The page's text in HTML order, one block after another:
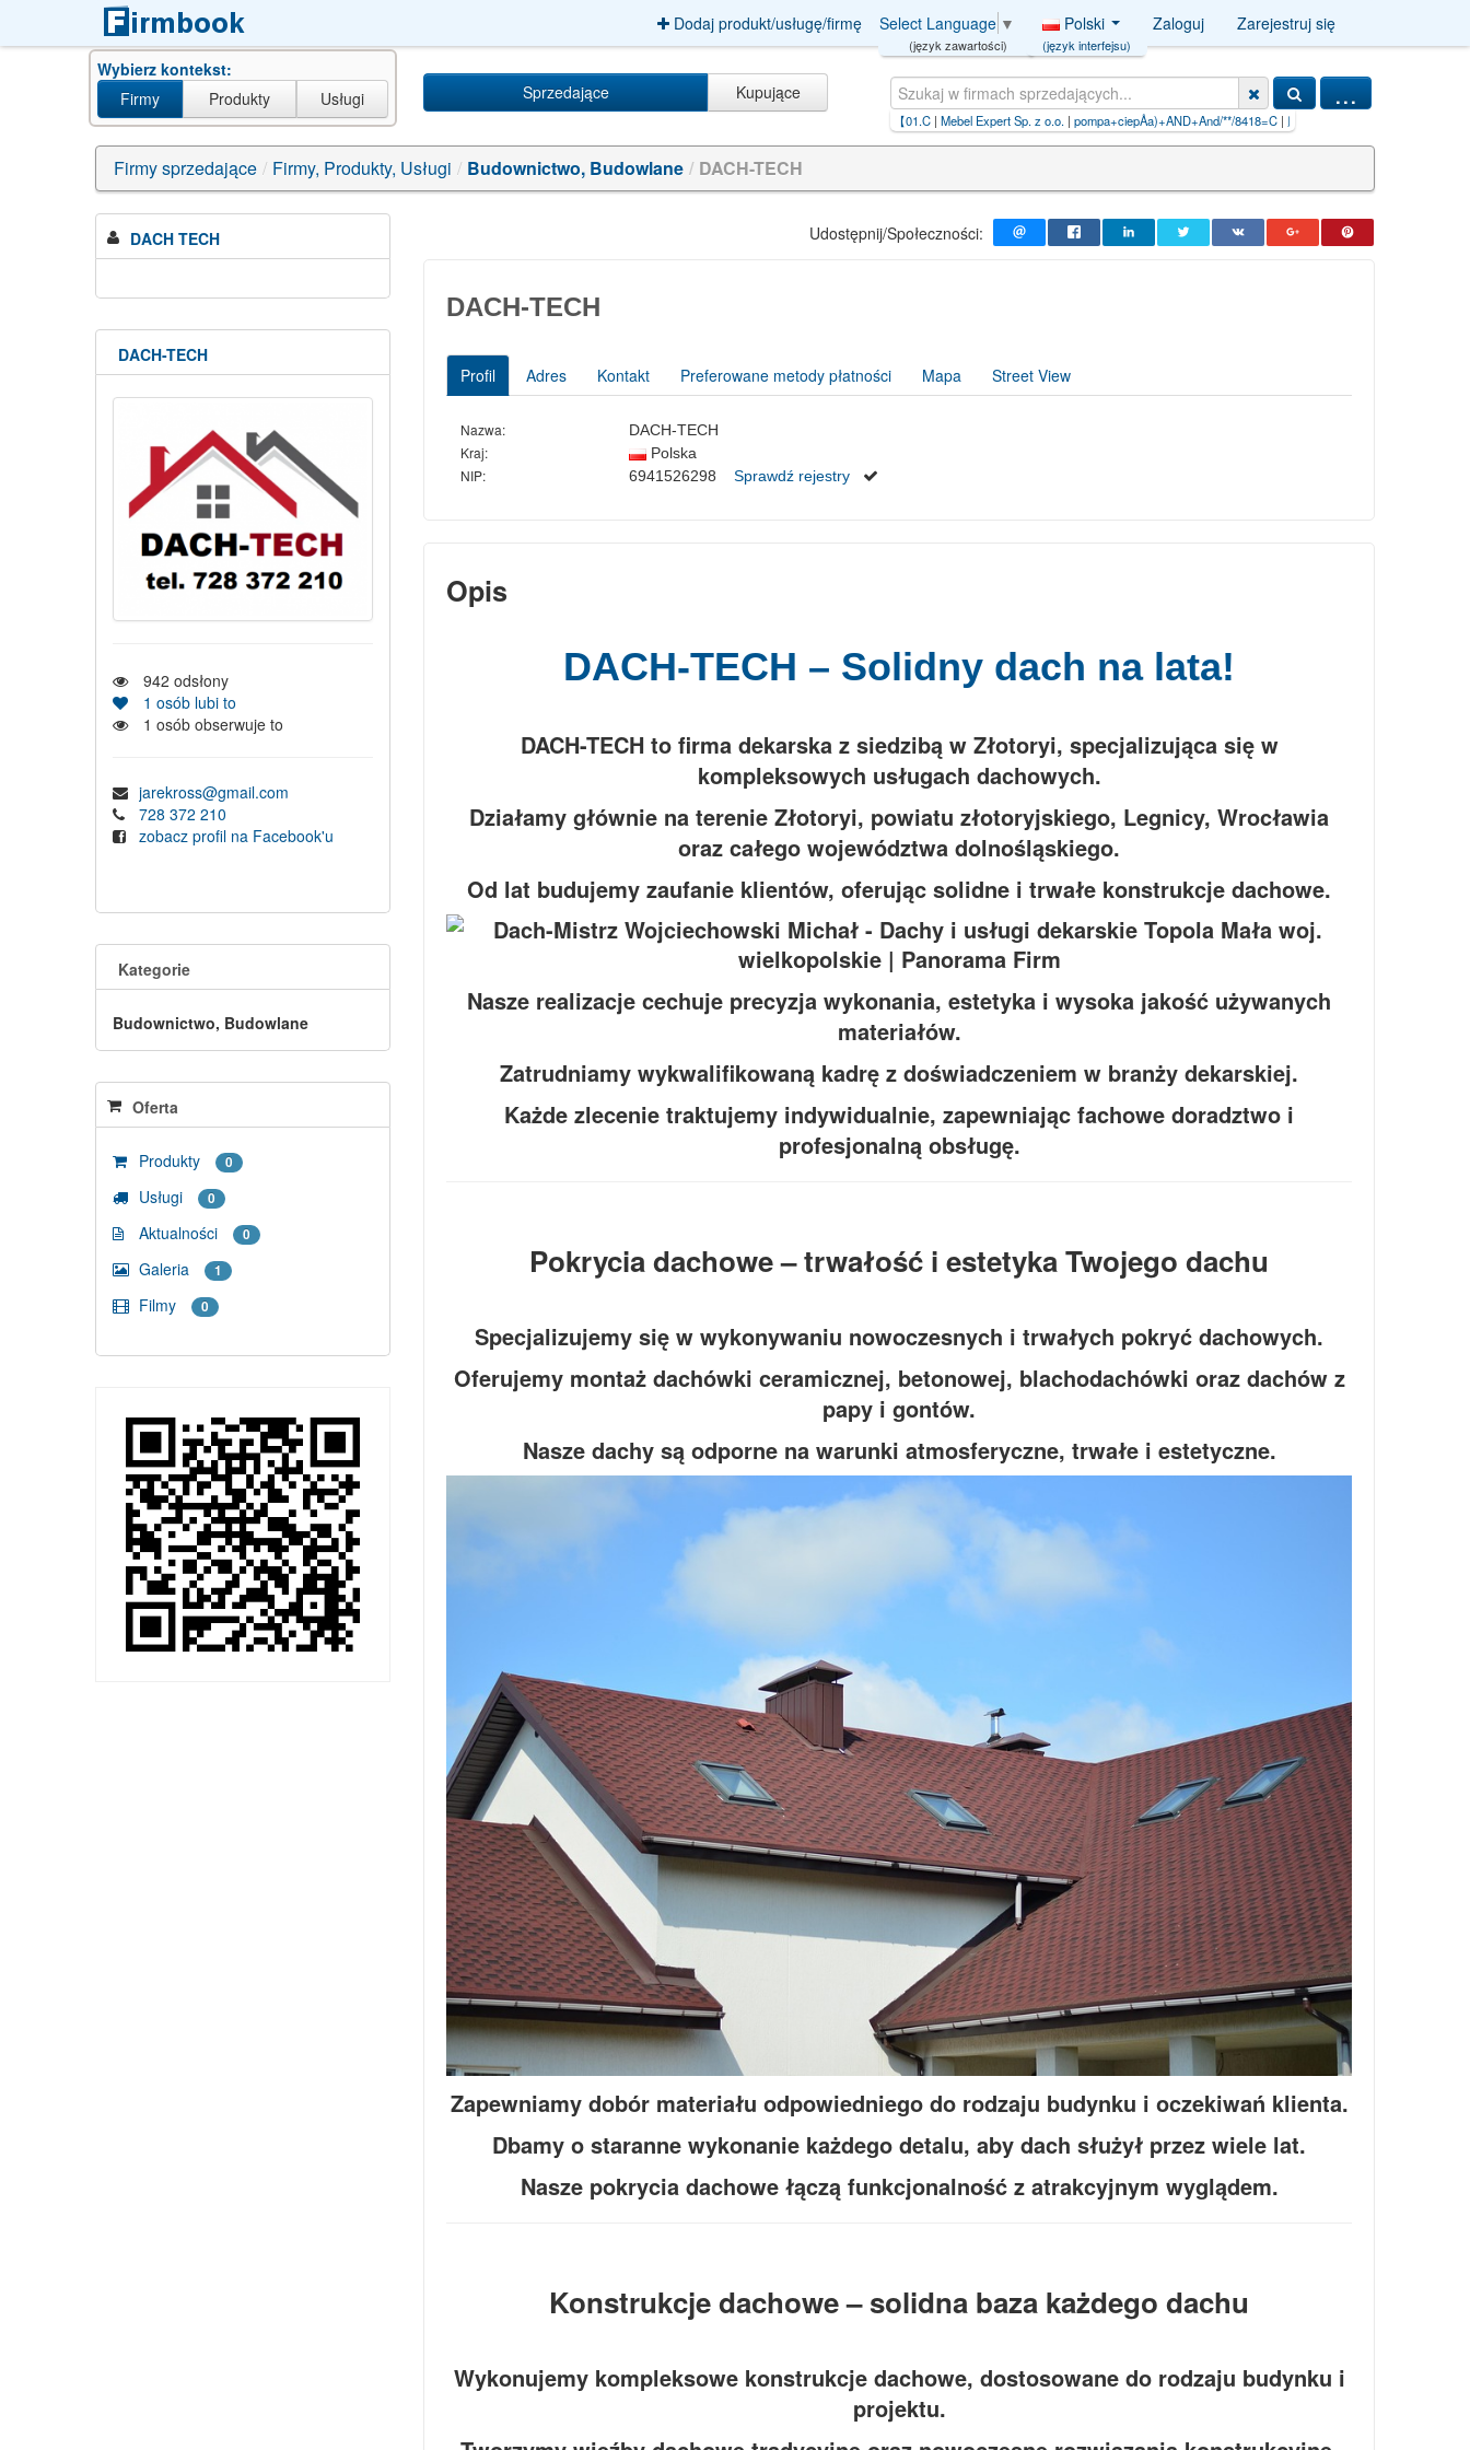
Dodaj produkt/usługę/firmę Select Language ▼
(język zawartości)
Polski
(język interfejsu)
Zaloguj Zarejestruj się
Wybierz kontekst:
Firmy
Produkty Usługi Sprzedające Kupujące ...
pompa+ciepÅa)+AND+And/**/8418=C|腾冲怎么找小妹子包夜预约全套服务（约炮工作室網址→ye757.c
Firmy sprzedające / Firmy, Produkty, Usługi / Budownictwo, Budowlane / DACH-TECH
DACH TECH
DACH-TECH
942 odsłony
1 osób lubi to
1 osób obserwuje to
jarekross@gmail.com
728 372 210
zobacz profil na Facebook'u
Kategorie
Budownictwo, Budowlane
Oferta
Produkty 0
Usługi 0
Aktualności 0
Galeria 1
Filmy 0
Udostępnij/Społeczności:
DACH-TECH
Profil Adres Kontakt Preferowane metody płatności Mapa Street View
Nazwa: DACH-TECH
Kraj: Polska
NIP: 6941526298 Sprawdź rejestry
Opis
DACH-TECH – Solidny dach na lata!
DACH-TECH to firma dekarska z siedzibą w Złotoryi, specjalizująca się w
kompleksowych usługach dachowych.
Działamy głównie na terenie Złotoryi, powiatu złotoryjskiego, Legnicy, Wrocławia
oraz całego województwa dolnośląskiego.
Od lat budujemy zaufanie klientów, oferując solidne i trwałe konstrukcje dachowe.
Nasze realizacje cechuje precyzja wykonania, estetyka i wysoka jakość używanych
materiałów.
Zatrudniamy wykwalifikowaną kadrę z doświadczeniem w branży dekarskiej.
Każde zlecenie traktujemy indywidualnie, zapewniając fachowe doradztwo i
profesjonalną obsługę.
Pokrycia dachowe – trwałość i estetyka Twojego dachu
Specjalizujemy się w wykonywaniu nowoczesnych i trwałych pokryć dachowych.
Oferujemy montaż dachówki ceramicznej, betonowej, blachodachówki oraz dachów z
papy i gontów.
Nasze dachy są odporne na warunki atmosferyczne, trwałe i estetyczne.
Zapewniamy dobór materiału odpowiedniego do rodzaju budynku i oczekiwań klienta.
Dbamy o staranne wykonanie każdego detalu, aby dach służył przez wiele lat.
Nasze pokrycia dachowe łączą funkcjonalność z atrakcyjnym wyglądem.
Konstrukcje dachowe – solidna baza każdego dachu
Wykonujemy kompleksowe konstrukcje dachowe, dostosowane do rodzaju budynku i
projektu.